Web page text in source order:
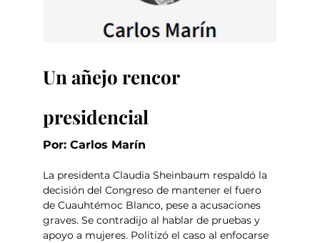
Un añejo rencor
presidencial
Por: Carlos Marín
La presidenta Claudia Sheinbaum respaldó la
decisión del Congreso de mantener el fuero
de Cuauhtémoc Blanco, pese a acusaciones
graves. Se contradijo al hablar de pruebas y
apoyo a mujeres. Politizó el caso al enfocarse